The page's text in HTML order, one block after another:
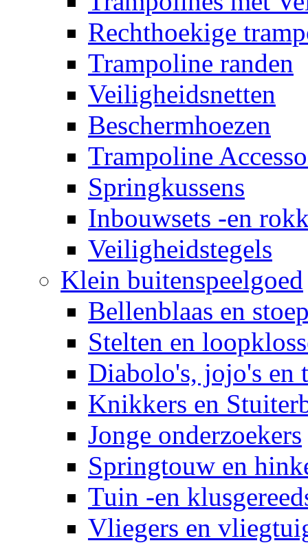
Rechthoekige
Trampoline randen
Veiligheidsnetten
Beschermhoezen
Trampoline
Springkussens
Inbouwsets -en
Veiligheidstegels
Klein buitenspeelgoed
Bellenblaas en
Stelten en
Diabolo's, jojo's en
Knikkers en
Jonge onderzoekers
Springtouw en
Tuin -en
Vliegers en